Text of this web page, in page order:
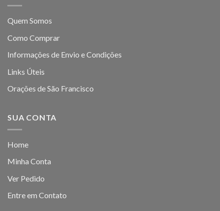
Quem Somos
Como Comprar
Informações de Envio e Condições
Links Úteis
Orações de São Francisco
SUA CONTA
Home
Minha Conta
Ver Pedido
Entre em Contato